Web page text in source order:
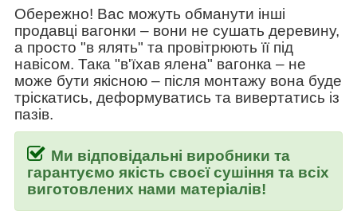
Обережно! Вас можуть обманути інші
продавці вагонки – вони не сушать деревину,
а просто "в ялять" та провітрюють її під
навісом. Така "в'їхав ялена" вагонка – не
може бути якісною – після монтажу вона буде
тріскатись, деформуватись та вивертатись із
пазів.
Ми відповідальні виробники та
гарантуємо якість своєї сушіння та всіх
виготовлених нами матеріалів!